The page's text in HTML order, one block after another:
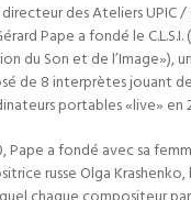
des Ateliers UPIC /
Pape a fondé le
du Son et de l’Image»),
de 8 interprètes jouant
portables «live» en
Pape a fondé avec sa
russe Olga Krashenko,